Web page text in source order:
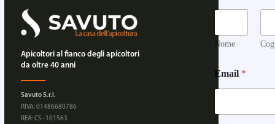
Apicoltori al fianco degli apicoltori
da oltre 40 anni
Savuto S.r.l.
P.IVA: 01486680786
REA: CS - 101563
Nome
Email *